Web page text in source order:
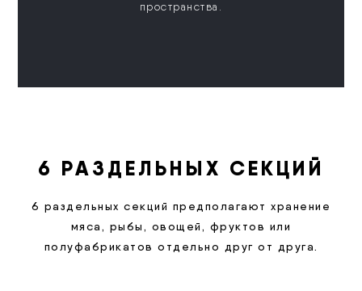
пространства.
6 РАЗДЕЛЬНЫХ СЕКЦИЙ
6 раздельных секций предполагают хранение
мяса, рыбы, овощей, фруктов или
полуфабрикатов отдельно друг от друга.